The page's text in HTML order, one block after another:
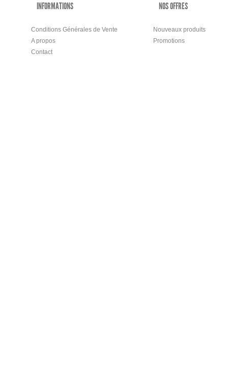
INFORMATIONS
Conditions Générales de Vente
A propos
Contact
NOS OFFRES
Nouveaux produits
Promotions